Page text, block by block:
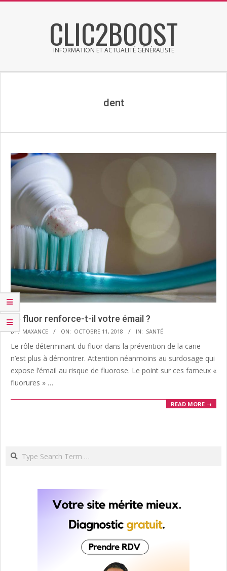
CLIC2BOOST
INFORMATION ET ACTUALITÉ GÉNÉRALISTE
dent
Le fluor renforce-t-il votre émail ?
2018-
10-
11
BY: MAXANCE ON: OCTOBRE 11, 2018 IN: SANTÉ
Le rôle déterminant du fluor dans la prévention de la carie
n’est plus à démontrer. Attention néanmoins au surdosage qui
expose l’émail au risque de fluorose. Le point sur ces fameux «
fluorures » …
READ MORE →
Search